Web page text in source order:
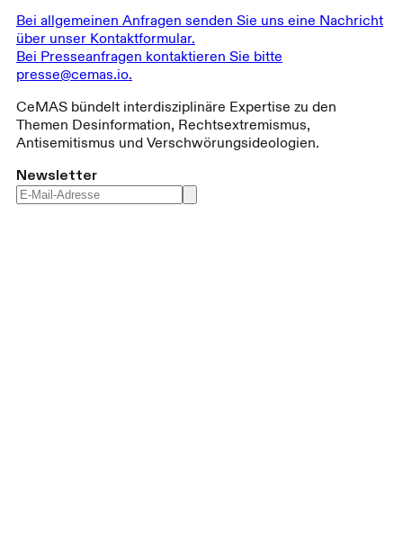
Bei allgemeinen Anfragen senden Sie uns eine Nachricht
über unser Kontaktformular.
Bei Presseanfragen kontaktieren Sie bitte
presse@cemas.io.
CeMAS bündelt interdisziplinäre Expertise zu den
Themen Desinformation, Rechtsextremismus,
Antisemitismus und Verschwörungsideologien.
Newsletter